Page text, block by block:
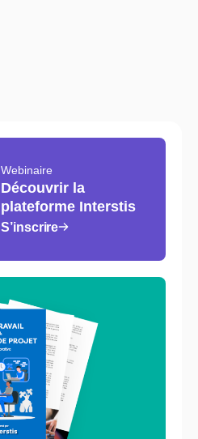
Webinaire
Découvrir la
plateforme Interstis
S’inscrire